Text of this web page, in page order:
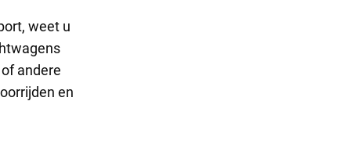
weet u
andere
en